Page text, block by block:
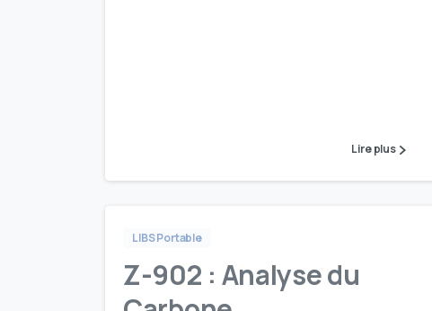
Lire plus
LIBS Portable
Z-902 : Analyse du